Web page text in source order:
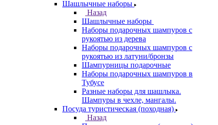
Шашлычные наборы
Назад
Шашлычные наборы
Наборы подарочных шампуров с
рукоятью из дерева
Наборы подарочных шампуров с
рукоятью из латуни/бронзы
Шампурницы подарочные
Наборы подарочных шампуров в
Тубусе
Разные наборы для шашлыка.
Шампуры в чехле, мангалы.
Посуда туристическая (походная)
Назад